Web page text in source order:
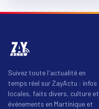
Suivez toute l'actualité en
temps réel sur ZayActu : infos
locales, faits divers, culture et
événements en Martinique et